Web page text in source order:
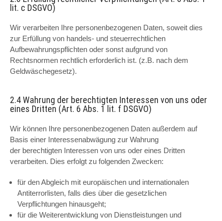
lit. c DSGVO)
Wir verarbeiten Ihre personenbezogenen Daten, soweit dies
zur Erfüllung von handels- und steuerrechtlichen
Aufbewahrungspflichten oder sonst aufgrund von
Rechtsnormen rechtlich erforderlich ist. (z.B. nach dem
Geldwäschegesetz).
2.4 Wahrung der berechtigten Interessen von uns oder
eines Dritten (Art. 6 Abs. 1 lit. f DSGVO)
Wir können Ihre personenbezogenen Daten außerdem auf
Basis einer Interessenabwägung zur Wahrung
der berechtigten Interessen von uns oder eines Dritten
verarbeiten. Dies erfolgt zu folgenden Zwecken:
für den Abgleich mit europäischen und internationalen
Antiterrorlisten, falls dies über die gesetzlichen
Verpflichtungen hinausgeht;
für die Weiterentwicklung von Dienstleistungen und